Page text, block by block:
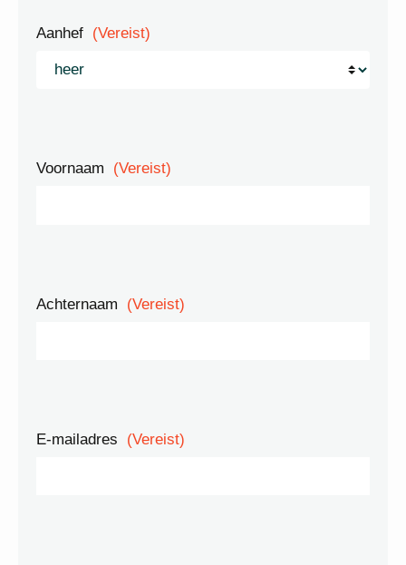
Aanhef (Vereist)
Voornaam (Vereist)
Achternaam (Vereist)
E-mailadres (Vereist)